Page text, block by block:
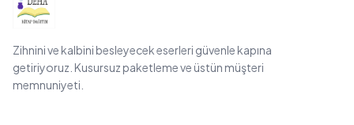
Zihnini ve kalbini besleyecek eserleri güvenle kapına
getiriyoruz. Kusursuz paketleme ve üstün müşteri
memnuniyeti.